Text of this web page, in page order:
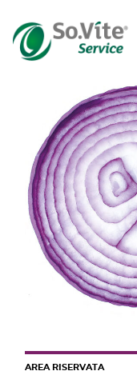
AREA RISERVATA